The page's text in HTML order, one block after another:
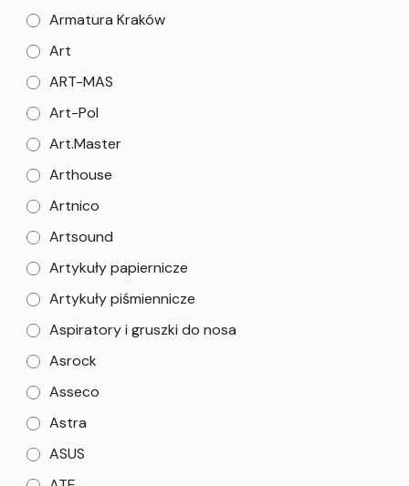
Armatura Kraków
Art
ART-MAS
Art-Pol
Art.Master
Arthouse
Artnico
Artsound
Artykuły papiernicze
Artykuły piśmiennicze
Aspiratory i gruszki do nosa
Asrock
Asseco
Astra
ASUS